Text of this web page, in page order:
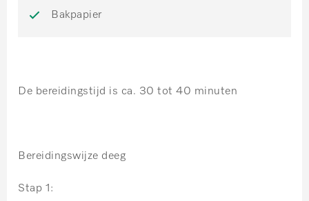
Bakpapier
De bereidingstijd is ca. 30 tot 40 minuten
Bereidingswijze deeg
Stap 1: